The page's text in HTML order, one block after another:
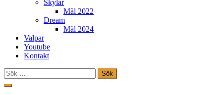
Skylar
Mål 2022
Dream
Mål 2024
Valpar
Youtube
Kontakt
Sök
efter:
Hoppa